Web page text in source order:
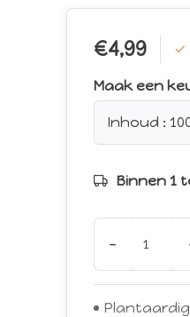
€4,99
Maak een
Inhoud :
Binnen 1
-